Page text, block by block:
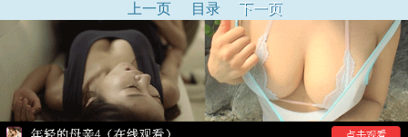
上一页 目录 下一页